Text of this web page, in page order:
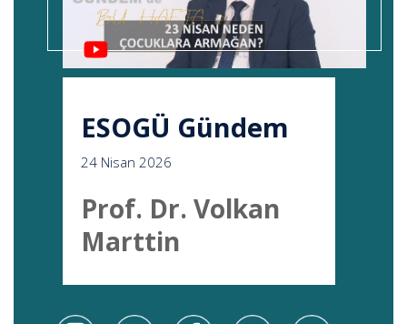
ESOGÜ Gündem
24 Nisan 2026
Prof. Dr. Volkan
Marttin